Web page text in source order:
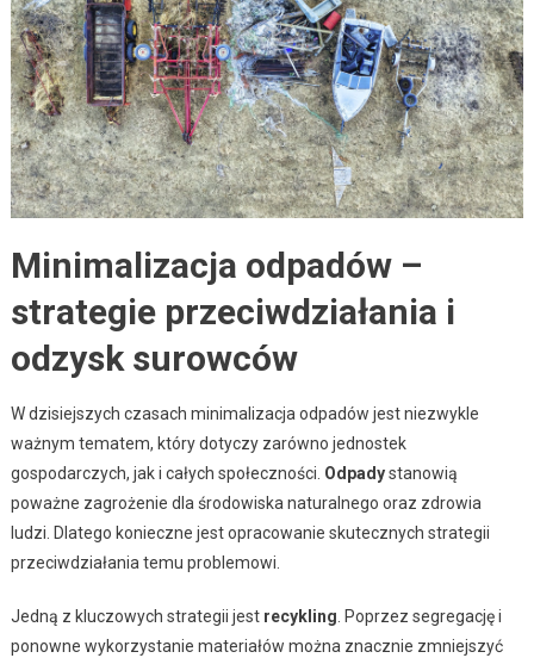
Minimalizacja odpadów –
strategie przeciwdziałania i
odzysk surowców
W dzisiejszych czasach minimalizacja odpadów jest niezwykle
ważnym tematem, który dotyczy zarówno jednostek
gospodarczych, jak i całych społeczności. Odpadystanowią
poważne zagrożenie dla środowiska naturalnego oraz zdrowia
ludzi. Dlatego konieczne jest opracowanie skutecznych strategii
przeciwdziałania temu problemowi.
Jedną z kluczowych strategii jest recykling. Poprzez segregację i
ponowne wykorzystanie materiałów można znacznie zmniejszyć